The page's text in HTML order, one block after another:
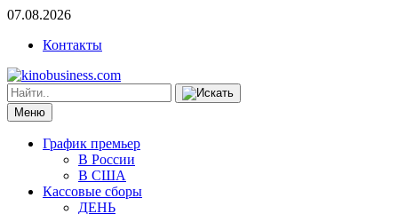
07.08.2026
Контакты
Меню
График премьер
В России
В США
Кассовые сборы
ДЕНЬ